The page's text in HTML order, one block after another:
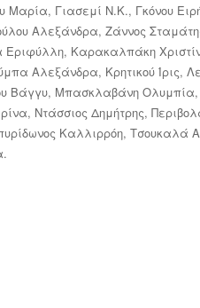
Γιασεμί Ν.Κ., Γκόνου
Αλεξάνδρα, Ζάννος
Εριφύλλη, Καρακαλπάκη
Αλεξάνδρα, Κρητικού Ίρις,
Βάγγυ, Μπασκλαβάνη
Ντάσσιος Δημήτρης,
Καλλιρρόη, Τσουκαλά